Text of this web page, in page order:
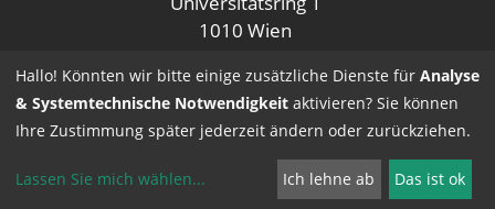
1010 Wien
Hallo! Könnten wir bitte einige zusätzliche Dienste für Analyse
& Systemtechnische Notwendigkeit aktivieren? Sie können
Ihre Zustimmung später jederzeit ändern oder zurückziehen.
Lassen Sie mich wählen... Ich lehne ab Das ist ok